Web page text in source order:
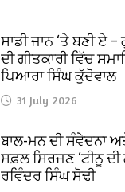
ਸਾਡੀ ਜਾਨ ‘ਤੇ ਬਣੀ ਏ
ਦੀ ਗੀਤਕਾਰੀ ਵਿੱਚ
ਪਿਆਰਾ ਸਿੰਘ ਕੁੱਦੋਵਾਲ
31 July 2026
ਬਾਲ-ਮਨ ਦੀ ਸੰਵੇਦਨਾ
ਸਫ਼ਲ ਸਿਰਜਣ ‘ਟੀਨੂ ਦੀ
ਰਵਿੰਦਰ ਸਿੰਘ ਸੋਢੀ